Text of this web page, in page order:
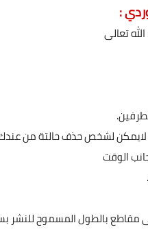
:
تعالى
لايمكن لشخص حذف حالتة من
الوقت
مقاطع بالطول المسموح للنشر